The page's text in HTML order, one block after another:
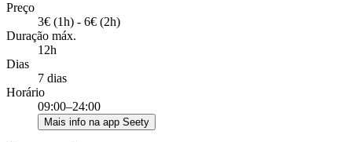
Preço
3€ (1h) - 6€ (2h)
Duração máx.
12h
Dias
7 dias
Horário
09:00–24:00
Mais info na app Seety